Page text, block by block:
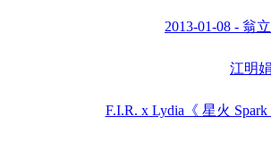
2013-01-08 - 翁
江明
F.I.R. x Lydia《 星火